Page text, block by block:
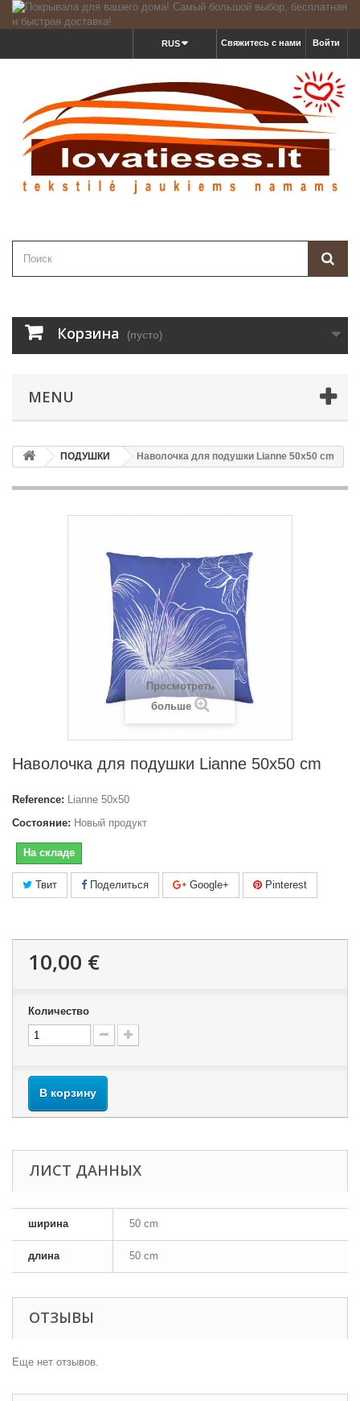
Войти
Свяжитесь с нами
RUS
Корзина (пусто)
MENU
ПОДУШКИ Наволочка для подушки Lianne 50x50 cm
Просмотреть
больше
Наволочка для подушки Lianne 50x50 cm
Reference: Lianne 50x50
Состояние: Новый продукт
На складе
Твит Поделиться Google+ Pinterest
10,00 €
Количество
В корзину
ЛИСТ ДАННЫХ
ширина 50 cm
длина 50 cm
ОТЗЫВЫ
Еще нет отзывов.